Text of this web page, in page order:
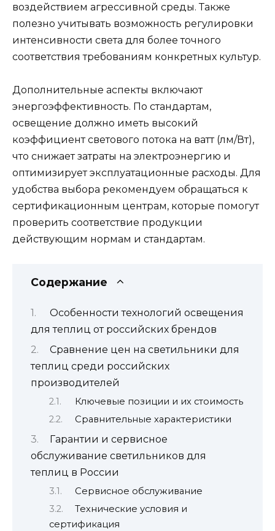
воздействием агрессивной среды. Также
полезно учитывать возможность регулировки
интенсивности света для более точного
соответствия требованиям конкретных культур.
Дополнительные аспекты включают
энергоэффективность. По стандартам,
освещение должно иметь высокий
коэффициент светового потока на ватт (лм/Вт),
что снижает затраты на электроэнергию и
оптимизирует эксплуатационные расходы. Для
удобства выбора рекомендуем обращаться к
сертификационным центрам, которые помогут
проверить соответствие продукции
действующим нормам и стандартам.
Содержание
Особенности технологий освещения
для теплиц от российских брендов
Сравнение цен на светильники для
теплиц среди российских
производителей
Ключевые позиции и их стоимость
Сравнительные характеристики
Гарантии и сервисное
обслуживание светильников для
теплиц в России
Сервисное обслуживание
Технические условия и
сертификация